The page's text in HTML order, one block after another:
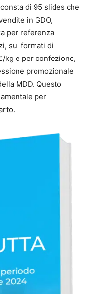
di 95 slides che
in GDO,
per referenza,
sui formati di
kg e per confezione,
promozionale
MDD. Questo
per